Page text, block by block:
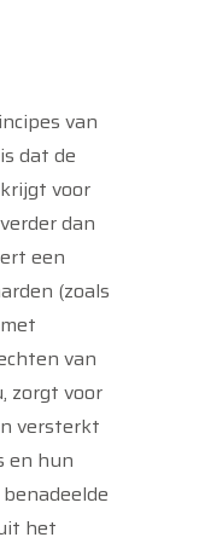
van
dat de
voor
dan
een
(zoals
van
zorgt voor
versterkt
en hun
het